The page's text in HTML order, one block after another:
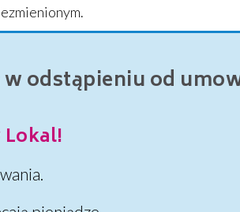
odstąpieniu od